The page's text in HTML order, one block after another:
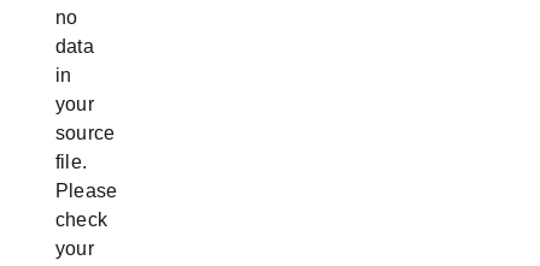
no
data
in
your
source
file.
Please
check
your